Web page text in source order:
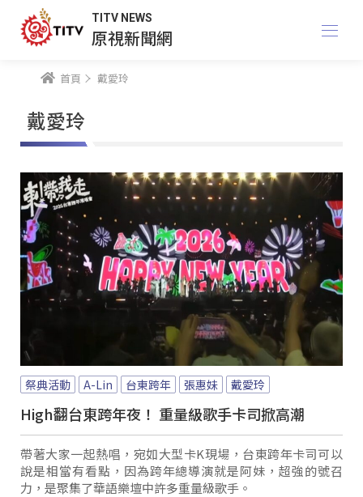
TITV NEWS
原視新聞網
首頁 戴愛玲
戴愛玲
祭典活動 A-Lin 台東跨年 張惠妹 戴愛玲
High翻台東跨年夜！ 重量級歌手卡司掀高潮
帶著大家一起熱唱，宛如大型卡K現場，台東跨年卡司可以
說是相當有看點，因為跨年總導演就是阿妹，超強的號召
力，是聚集了華語樂壇中許多重量級歌手。